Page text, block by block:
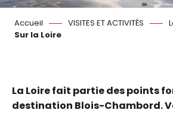
Accueil VISITES ET ACTIVITÉS
Sur la Loire
La Loire fait partie des points
destination Blois-Chambord.